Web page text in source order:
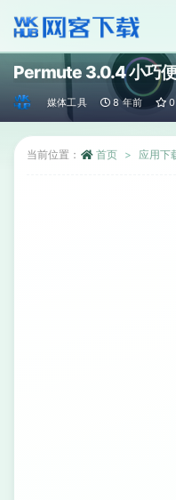
Permute 3.0.4 小巧
媒体工具 8 年前 0
当前位置： 首页 应用下
全部